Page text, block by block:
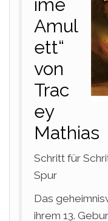
ime
Amul
ett“
von
Trac
ey
Mathias
Schritt für
Spur
Das
ihrem 13.